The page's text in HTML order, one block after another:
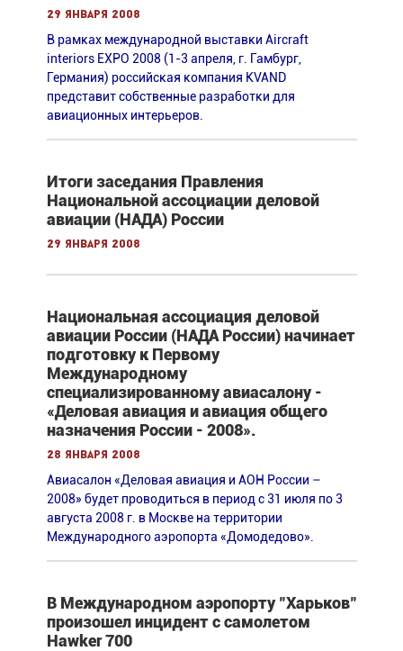
29 января 2008
В рамках международной выставки Aircraft
interiors EXPO 2008 (1-3 апреля, г. Гамбург,
Германия) российская компания KVAND
представит собственные разработки для
авиационных интерьеров.
Итоги заседания Правления
Национальной ассоциации деловой
авиации (НАДА) России
29 января 2008
Национальная ассоциация деловой
авиации России (НАДА России) начинает
подготовку к Первому
Международному
специализированному авиасалону -
«Деловая авиация и авиация общего
назначения России - 2008».
28 января 2008
Авиасалон «Деловая авиация и АОН России –
2008» будет проводиться в период с 31 июля по 3
августа 2008 г. в Москве на территории
Международного аэропорта «Домодедово».
В Международном аэропорту "Харьков"
произошел инцидент с самолетом
Hawker 700